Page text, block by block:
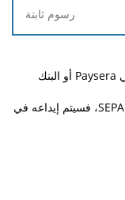
* إذا فشل دفع الـ PIS آليا بسبب مشاكل تقنية في Paysera أو البنك
نظرا لأن الدفع سيتم بين البنوك من مختلف دول SEPA، فسيتم إيداعه في